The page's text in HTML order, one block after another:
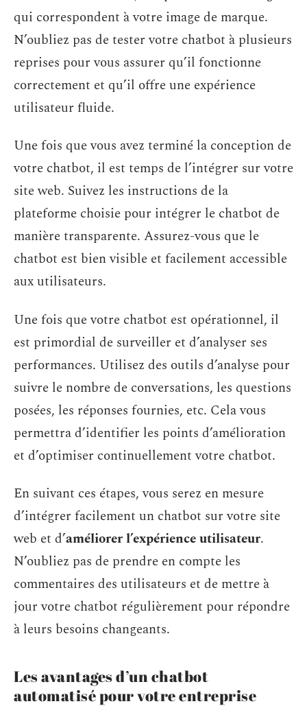
qui correspondent à votre image de marque.
N’oubliez pas de tester votre chatbot à plusieurs
reprises pour vous assurer qu’il fonctionne
correctement et qu’il offre une expérience
utilisateur fluide.
Une fois que vous avez terminé la conception de
votre chatbot, il est temps de l’intégrer sur votre
site web. Suivez les instructions de la
plateforme choisie pour intégrer le chatbot de
manière transparente. Assurez-vous que le
chatbot est bien visible et facilement accessible
aux utilisateurs.
Une fois que votre chatbot est opérationnel, il
est primordial de surveiller et d’analyser ses
performances. Utilisez des outils d’analyse pour
suivre le nombre de conversations, les questions
posées, les réponses fournies, etc. Cela vous
permettra d’identifier les points d’amélioration
et d’optimiser continuellement votre chatbot.
En suivant ces étapes, vous serez en mesure
d’intégrer facilement un chatbot sur votre site
web et d’améliorer l’expérience utilisateur.
N’oubliez pas de prendre en compte les
commentaires des utilisateurs et de mettre à
jour votre chatbot régulièrement pour répondre
à leurs besoins changeants.
Les avantages d’un chatbot
automatisé pour votre entreprise